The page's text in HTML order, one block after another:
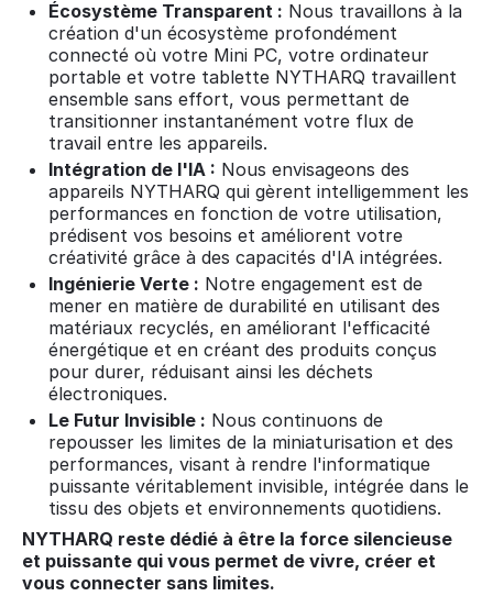
Écosystème Transparent : Nous travaillons à la
création d'un écosystème profondément
connecté où votre Mini PC, votre ordinateur
portable et votre tablette NYTHARQ travaillent
ensemble sans effort, vous permettant de
transitionner instantanément votre flux de
travail entre les appareils.
Intégration de l'IA : Nous envisageons des
appareils NYTHARQ qui gèrent intelligemment les
performances en fonction de votre utilisation,
prédisent vos besoins et améliorent votre
créativité grâce à des capacités d'IA intégrées.
Ingénierie Verte : Notre engagement est de
mener en matière de durabilité en utilisant des
matériaux recyclés, en améliorant l'efficacité
énergétique et en créant des produits conçus
pour durer, réduisant ainsi les déchets
électroniques.
Le Futur Invisible : Nous continuons de
repousser les limites de la miniaturisation et des
performances, visant à rendre l'informatique
puissante véritablement invisible, intégrée dans le
tissu des objets et environnements quotidiens.
NYTHARQ reste dédié à être la force silencieuse
et puissante qui vous permet de vivre, créer et
vous connecter sans limites.